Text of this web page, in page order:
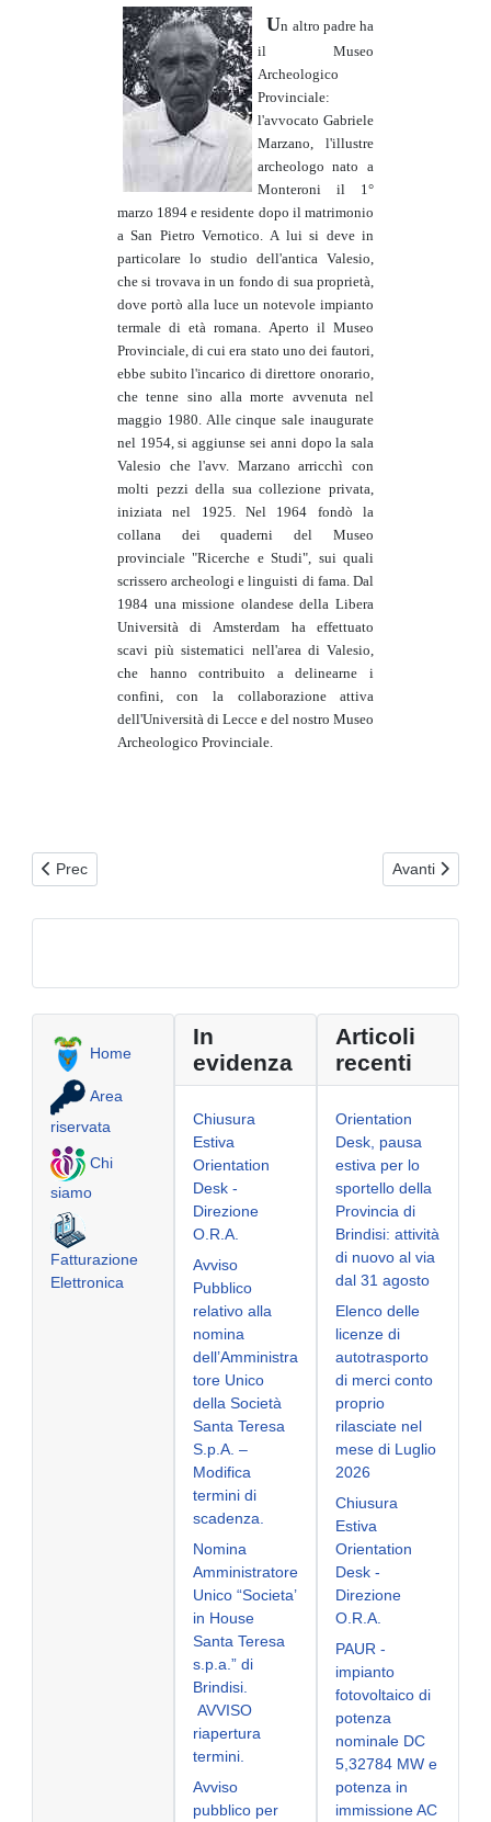
Un altro padre ha
il Museo
Archeologico
Provinciale:
l'avvocato Gabriele
Marzano, l'illustre
archeologo nato a
Monteroni il 1°
marzo 1894 e residente dopo il matrimonio
a San Pietro Vernotico. A lui si deve in
particolare lo studio dell'antica Valesio,
che si trovava in un fondo di sua proprietà,
dove portò alla luce un notevole impianto
termale di età romana. Aperto il Museo
Provinciale, di cui era stato uno dei fautori,
ebbe subito l'incarico di direttore onorario,
che tenne sino alla morte avvenuta nel
maggio 1980. Alle cinque sale inaugurate
nel 1954, si aggiunse sei anni dopo la sala
Valesio che l'avv. Marzano arricchì con
molti pezzi della sua collezione privata,
iniziata nel 1925. Nel 1964 fondò la
collana dei quaderni del Museo
provinciale "Ricerche e Studi", sui quali
scrissero archeologi e linguisti di fama. Dal
1984 una missione olandese della Libera
Università di Amsterdam ha effettuato
scavi più sistematici nell'area di Valesio,
che hanno contribuito a delinearne i
confini, con la collaborazione attiva
dell'Università di Lecce e del nostro Museo
Archeologico Provinciale.
Articolo precedente: Le antiche strade di Brindisi
Prec Articolo
Avanti
Home
Area
riservata
Chi
siamo
Fatturazione
Elettronica
In
evidenza
Chiusura
Estiva
Orientation
Desk -
Direzione
O.R.A.
Avviso
Pubblico
relativo alla
nomina
dell’Amministra
tore Unico
della Società
Santa Teresa
S.p.A. –
Modifica
termini di
scadenza.
Nomina
Amministratore
Unico “Societa’
in House
Santa Teresa
s.p.a.” di
Brindisi.
AVVISO
riapertura
termini.
Avviso
pubblico per
Articoli
recenti
Orientation
Desk, pausa
estiva per lo
sportello della
Provincia di
Brindisi: attività
di nuovo al via
dal 31 agosto
Elenco delle
licenze di
autotrasporto
di merci conto
proprio
rilasciate nel
mese di Luglio
2026
Chiusura
Estiva
Orientation
Desk -
Direzione
O.R.A.
PAUR -
impianto
fotovoltaico di
potenza
nominale DC
5,32784 MW e
potenza in
immissione AC